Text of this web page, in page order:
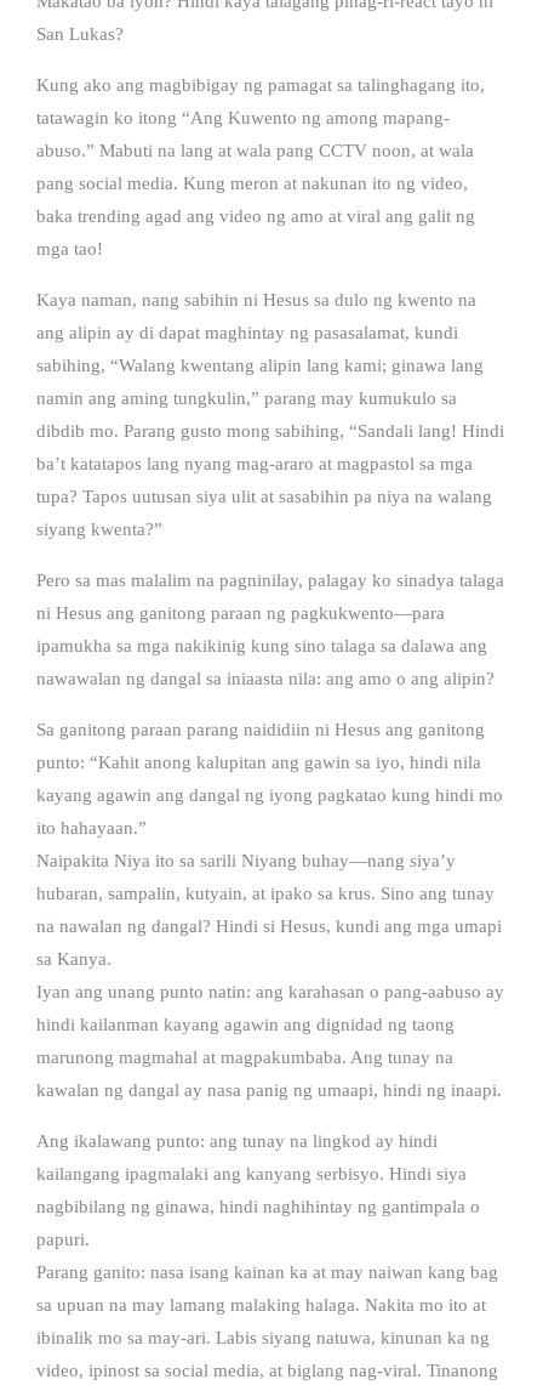
San Lukas?
Kung ako ang magbibigay ng pamagat sa talinghagang ito,
tatawagin ko itong “Ang Kuwento ng among mapang-
abuso.” Mabuti na lang at wala pang CCTV noon, at wala
pang social media. Kung meron at nakunan ito ng video,
baka trending agad ang video ng amo at viral ang galit ng
mga tao!
Kaya naman, nang sabihin ni Hesus sa dulo ng kwento na
ang alipin ay di dapat maghintay ng pasasalamat, kundi
sabihing, “Walang kwentang alipin lang kami; ginawa lang
namin ang aming tungkulin,” parang may kumukulo sa
dibdib mo. Parang gusto mong sabihing, “Sandali lang! Hindi
ba’t katatapos lang nyang mag-araro at magpastol sa mga
tupa? Tapos uutusan siya ulit at sasabihin pa niya na walang
siyang kwenta?”
Pero sa mas malalim na pagninilay, palagay ko sinadya talaga
ni Hesus ang ganitong paraan ng pagkukwento—para
ipamukha sa mga nakikinig kung sino talaga sa dalawa ang
nawawalan ng dangal sa iniaasta nila: ang amo o ang alipin?
Sa ganitong paraan parang naididiin ni Hesus ang ganitong
punto: “Kahit anong kalupitan ang gawin sa iyo, hindi nila
kayang agawin ang dangal ng iyong pagkatao kung hindi mo
ito hahayaan.”
Naipakita Niya ito sa sarili Niyang buhay—nang siya’y
hubaran, sampalin, kutyain, at ipako sa krus. Sino ang tunay
na nawalan ng dangal? Hindi si Hesus, kundi ang mga umapi
sa Kanya.
Iyan ang unang punto natin: ang karahasan o pang-aabuso ay
hindi kailanman kayang agawin ang dignidad ng taong
marunong magmahal at magpakumbaba. Ang tunay na
kawalan ng dangal ay nasa panig ng umaapi, hindi ng inaapi.
Ang ikalawang punto: ang tunay na lingkod ay hindi
kailangang ipagmalaki ang kanyang serbisyo. Hindi siya
nagbibilang ng ginawa, hindi naghihintay ng gantimpala o
papuri.
Parang ganito: nasa isang kainan ka at may naiwan kang bag
sa upuan na may lamang malaking halaga. Nakita mo ito at
ibinalik mo sa may-ari. Labis siyang natuwa, kinunan ka ng
video, ipinost sa social media, at biglang nag-viral. Tinanong